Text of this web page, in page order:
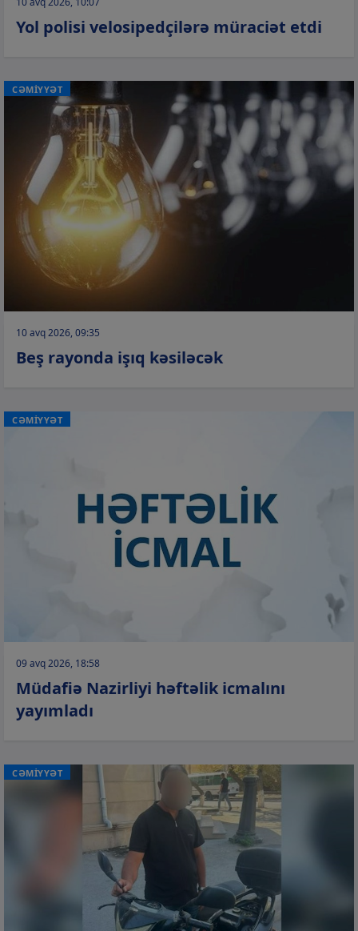
Yol polisi velosipedçilərə müraciət etdi
CƏMİYYƏT
10 avq 2026, 09:35
Beş rayonda işıq kəsiləcək
CƏMİYYƏT
09 avq 2026, 18:58
Müdafiə Nazirliyi həftəlik icmalını
yayımladı
CƏMİYYƏT